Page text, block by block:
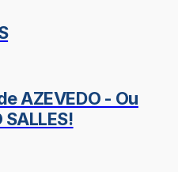
AZEVEDO - Ou